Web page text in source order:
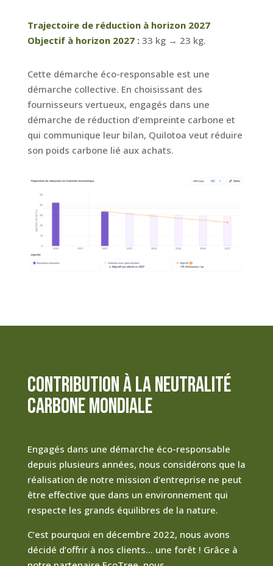
Trajectoire de réduction à horizon 2027
Objectif à horizon 2027 :33 kg → 23 kg.
Cette démarche éco-responsable est une
démarche collective. En choisissant des
fournisseurs vertueux, engagés dans une
démarche de réduction d’empreinte carbone et
qui communique leur bilan, Quilotoa veut réduire
son poids carbone lié aux achats.
Contribution à la neutralité
carbone mondiale
Engagés dans une démarche éco-responsable
depuis plusieurs années, nous considérons que la
réalisation de notre mission d’entreprise ne peut
être effective que dans un environnement qui
respecte les grands équilibres de la nature.
C’est pourquoi en décembre 2022, nous avons
décidé d’offrir à nos clients… une forêt ! Grâce à